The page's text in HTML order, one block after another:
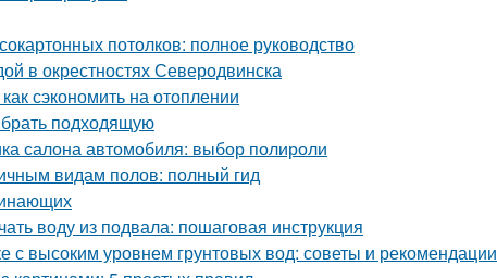
потолков: полное руководство
в окрестностях Северодвинска
сэкономить на отоплении
подходящую
салона автомобиля: выбор полироли
видам полов: полный гид
воду из подвала: пошаговая инструкция
с высоким уровнем грунтовых вод: советы и рекомендации